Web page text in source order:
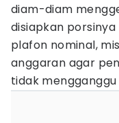
diam-diam
disiapkan
plafon nominal,
anggaran agar
tidak